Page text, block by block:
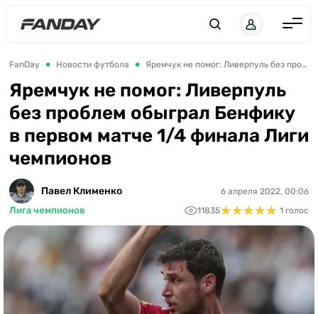
Англия
Испания
Германия
Италия
Франция
Украина
ЛЧ
ЛЕ
ЧЕ-2028
Букмекеры
FanDay Новости футбола Яремчук не помог: Ливерпуль без проблем обыграл Бенфику в первом матче 1/4 финала Лиги чемпионов
Яремчук не помог: Ливерпуль
без проблем обыграл Бенфику
в первом матче 1/4 финала Лиги
чемпионов
Павел Клименко
Лига чемпионов
6 апреля 2022, 00:06
11835★★★★★
★★★★★ 1 голос